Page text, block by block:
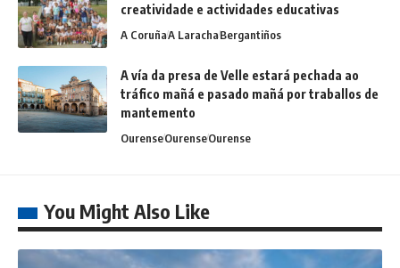
creatividade e actividades educativas
A CoruñaA LarachaBergantiños
A vía da presa de Velle estará pechada ao
tráfico mañá e pasado mañá por traballos de
mantemento
OurenseOurenseOurense
You Might Also Like